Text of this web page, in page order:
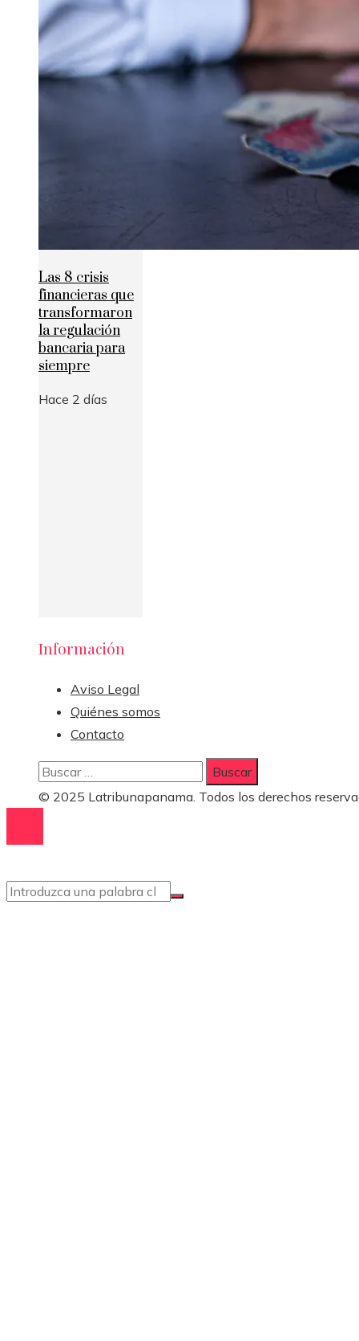
Las 8 crisis
financieras que
transformaron
la regulación
bancaria para
siempre
Hace 2 días
Información
Aviso Legal
Quiénes somos
Contacto
Buscar:
© 2025 Latribunapanama. Todos los derechos